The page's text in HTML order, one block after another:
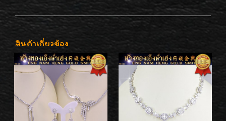
สินค้าเกี่ยวข้อง